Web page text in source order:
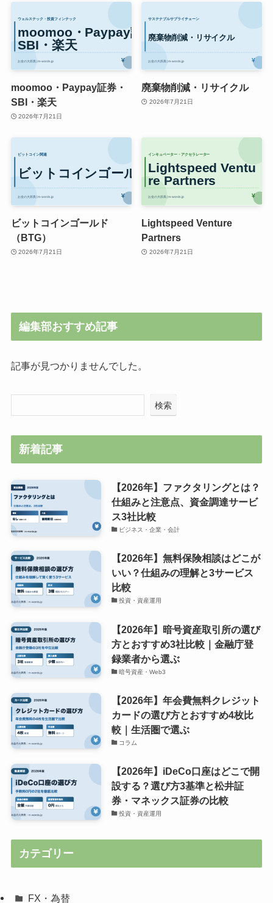
moomoo・Paypay証券・
SBI・楽天
2026年7月21日
廃棄物削減・リサイクル
2026年7月21日
ビットコインゴールド
（BTG）
2026年7月21日
Lightspeed Venture
Partners
2026年7月21日
編集部おすすめ記事
記事が見つかりませんでした。
検索
新着記事
【2026年】ファクタリングとは？
仕組みと注意点、資金調達サービ
ス3社比較
ビジネス・企業・会計
【2026年】無料保険相談はどこが
いい？仕組みの理解と3サービス
比較
投資・資産運用
【2026年】暗号資産取引所の選び
方とおすすめ3社比較｜金融庁登
録業者から選ぶ
暗号資産・Web3
【2026年】年会費無料クレジット
カードの選び方とおすすめ4枚比
較｜生活圏で選ぶ
コラム
【2026年】iDeCo口座はどこで開
設する？選び方3基準と松井証
券・マネックス証券の比較
投資・資産運用
カテゴリー
FX・為替